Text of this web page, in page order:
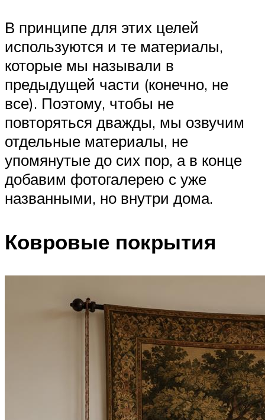
В принципе для этих целей
используются и те материалы,
которые мы называли в
предыдущей части (конечно, не
все). Поэтому, чтобы не
повторяться дважды, мы озвучим
отдельные материалы, не
упомянутые до сих пор, а в конце
добавим фотогалерею с уже
названными, но внутри дома.
Ковровые покрытия